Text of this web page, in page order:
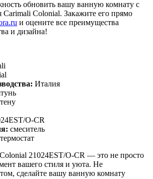
обновить вашу ванную комнату с
Colonial. Закажите его прямо
и оцените все преимущества
и дизайна!
Италия
O-CR
смеситель
термостат
21024EST/O-CR — это не просто
вашего стиля и уюта. Не
сделайте вашу ванную комнату